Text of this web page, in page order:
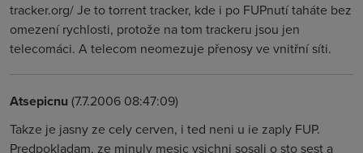
tracker.org/ Je to torrent tracker, kde i po FUPnutí taháte bez
omezení rychlosti, protože na tom trackeru jsou jen
telecomáci. A telecom neomezuje přenosy ve vnitřní síti.
Atsepicnu(7.7.2006 08:47:09)
Takze je jasny ze cely cerven, i ted neni u ie zaply FUP.
Predpokladam, ze minuly mesic vsichni sosali o sto sest a